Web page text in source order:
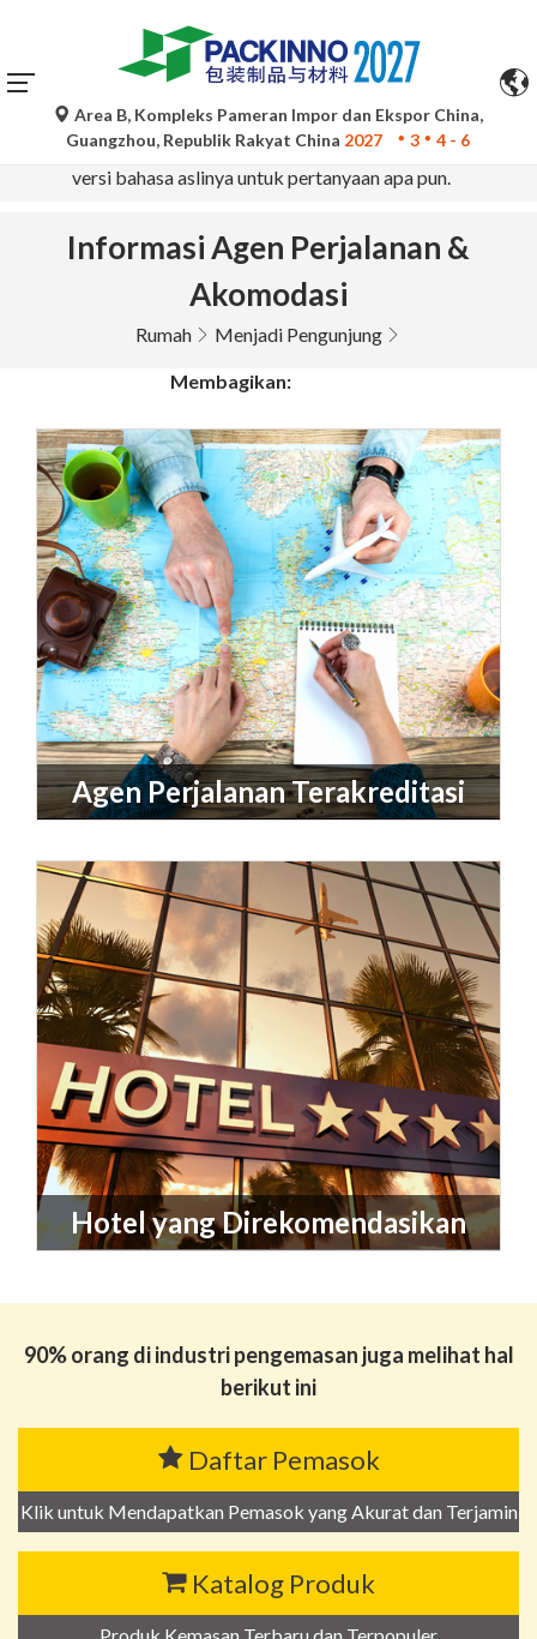
Terjemahan otomatis oleh Google Translate hanya untuk
referensi dan mungkin tidak akurat. Silakan merujuk ke
versi bahasa aslinya untuk pertanyaan apa pun.
Area B, Kompleks Pameran Impor dan Ekspor China,
Guangzhou, Republik Rakyat China 2027 3 4 - 6
Informasi Agen Perjalanan &
Akomodasi
Rumah Menjadi Pengunjung
Membagikan:
Agen Perjalanan Terakreditasi
Hotel yang Direkomendasikan
90% orang di industri pengemasan juga melihat hal
berikut ini
Daftar Pemasok
Klik untuk Mendapatkan Pemasok yang Akurat dan Terjamin
Katalog Produk